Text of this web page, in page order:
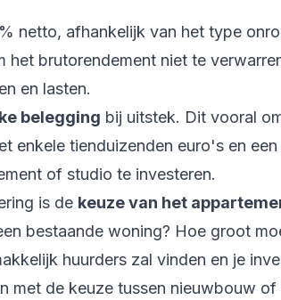
netto, afhankelijk van het type
het brutorendement niet te
en lasten.
belegging bij uitstek. Dit vooral
enkele tienduizenden euro's en
of studio te investeren.
is de keuze van het
bestaande woning? Hoe groot
huurders zal vinden en je
met de keuze tussen nieuwbouw of